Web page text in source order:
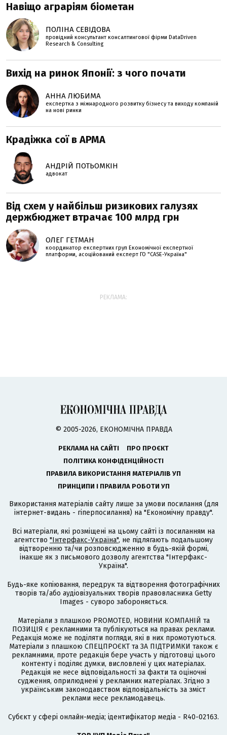
Навіщо аграріям біометан
ПОЛІНА СЕВІДОВА
провідний консультант консалтингової фірми DataDriven
Research & Consulting
Вихід на ринок Японії: з чого почати
АННА ЛЮБИМА
експертка з міжнародного розвитку бізнесу та виходу компаній
на нові ринки
Крадіжка сої в АРМА
АНДРІЙ ПОТЬОМКІН
адвокат
Від схем у найбільш ризикових галузях
держбюджет втрачає 100 млрд грн
ОЛЕГ ГЕТМАН
координатор експертних груп Економічної експертної
платформи, асоційований експерт ГО "CASE-Україна"
РЕКЛАМА:
© 2005-2026, ЕКОНОМІЧНА ПРАВДА
РЕКЛАМА НА САЙТІ
ПРО ПРОЄКТ
ПОЛІТИКА КОНФІДЕНЦІЙНОСТІ
ПРАВИЛА ВИКОРИСТАННЯ МАТЕРІАЛІВ УП
ПРИНЦИПИ І ПРАВИЛА РОБОТИ УП
Використання матеріалів сайту лише за умови посилання (для
інтернет-видань - гіперпосилання) на "Економічну правду".
Всі матеріали, які розміщені на цьому сайті із посиланням на
агентство "Інтерфакс-Україна", не підлягають подальшому
відтворенню та/чи розповсюдженню в будь-якій формі,
інакше як з письмового дозволу агентства "Інтерфакс-
Україна".
Будь-яке копіювання, передрук та відтворення фотографічних
творів та/або аудіовізуальних творів правовласника Getty
Images - суворо забороняється.
Матеріали з плашкою PROMOTED, НОВИНИ КОМПАНІЙ та
ПОЗИЦІЯ є рекламними та публікуються на правах реклами.
Редакція може не поділяти погляди, які в них промотуються.
Матеріали з плашкою СПЕЦПРОЄКТ та ЗА ПІДТРИМКИ також є
рекламними, проте редакція бере участь у підготовці цього
контенту і поділяє думки, висловлені у цих матеріалах.
Редакція не несе відповідальності за факти та оціночні
судження, оприлюднені у рекламних матеріалах. Згідно з
українським законодавством відповідальність за зміст
реклами несе рекламодавець.
Cубєкт у сфері онлайн-медіа; ідентифікатор медіа - R40-02163.